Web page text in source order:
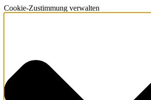
Cookie-Zustimmung verwalten